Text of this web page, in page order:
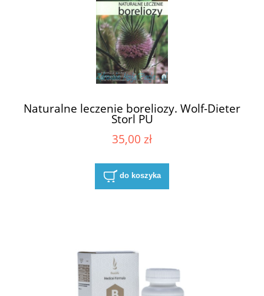
Naturalne leczenie boreliozy. Wolf-Dieter
Storl PU
35,00 zł
do koszyka